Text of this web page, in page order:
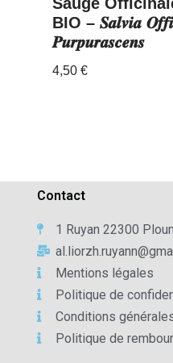
BIO – 𝑺𝒂𝒍𝒗𝒊𝒂
𝑷𝒖𝒓𝒑𝒖𝒓𝒂𝒔𝒄𝒆𝒏𝒔
4,50 €
Contact
1 Ruyan 22300
Mentions légales
Politique de
Conditions
Politique de